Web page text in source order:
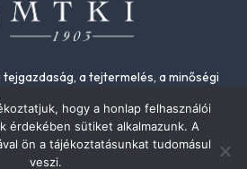
a tejtermelés, a minőségi
hogy a honlap felhasználói
érdekében sütiket alkalmazunk. A
ön a tájékoztatásunkat tudomásul
veszi.